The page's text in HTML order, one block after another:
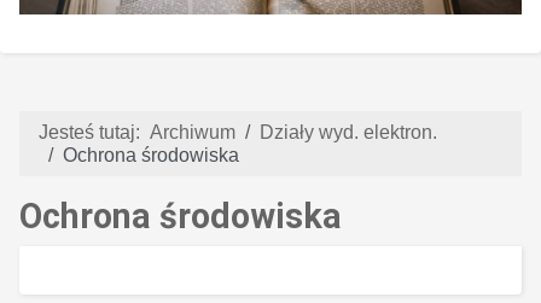
Jesteś tutaj: Archiwum
Działy wyd. elektron.
Ochrona środowiska
Ochrona środowiska